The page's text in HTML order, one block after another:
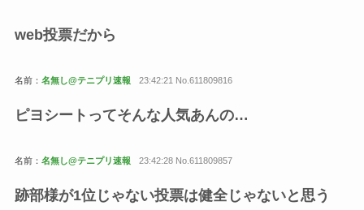
web投票だから
名前： 名無し@テニプリ速報 23:42:21 No.611809816
ピヨシートってそんな人気あんの…
名前： 名無し@テニプリ速報 23:42:28 No.611809857
跡部様が1位じゃない投票は健全じゃないと思う